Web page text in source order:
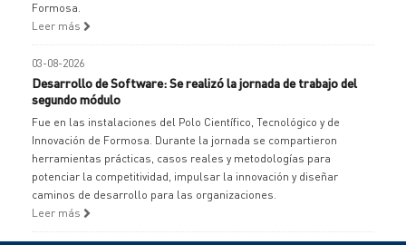
Formosa.
Leer más
03-08-2026
Desarrollo de Software: Se realizó la jornada de trabajo del
segundo módulo
Fue en las instalaciones del Polo Científico, Tecnológico y de
Innovación de Formosa. Durante la jornada se compartieron
herramientas prácticas, casos reales y metodologías para
potenciar la competitividad, impulsar la innovación y diseñar
caminos de desarrollo para las organizaciones.
Leer más